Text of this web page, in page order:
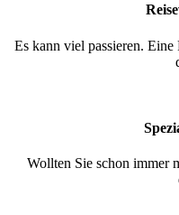
Es kann viel passieren.
Wollten Sie schon immer